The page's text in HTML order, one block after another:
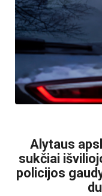
Alytaus
sukčiai
policijos